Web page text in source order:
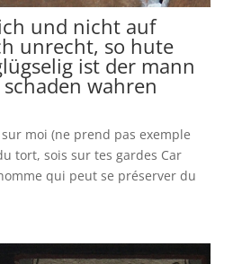
und nicht auf
unrecht, so hute
ist der mann
wahren
moi (ne prend pas exemple
tort, sois sur tes gardes Car
qui peut se préserver du